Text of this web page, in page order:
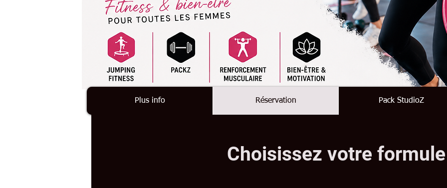
Plus info Réservation Pack StudioZ
Choisissez votre formule